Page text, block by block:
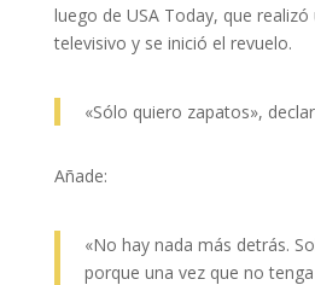
luego de USA Today, que
televisivo y se inició el revuelo.
«Sólo quiero zapatos»,
Añade:
«No hay nada más detrás.
porque una vez que no